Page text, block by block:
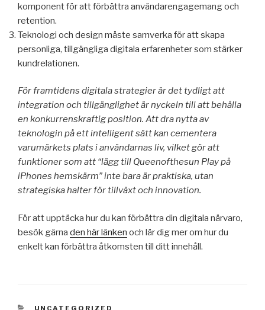
komponent för att förbättra användarengagemang och
retention.
Teknologi och design måste samverka för att skapa
personliga, tillgängliga digitala erfarenheter som stärker
kundrelationen.
För framtidens digitala strategier är det tydligt att
integration och tillgänglighet är nyckeln till att behålla
en konkurrenskraftig position. Att dra nytta av
teknologin på ett intelligent sätt kan cementera
varumärkets plats i användarnas liv, vilket gör att
funktioner som att “lägg till Queenofthesun Play på
iPhones hemskärm” inte bara är praktiska, utan
strategiska halter för tillväxt och innovation.
För att upptäcka hur du kan förbättra din digitala närvaro,
besök gärna den här länken och lär dig mer om hur du
enkelt kan förbättra åtkomsten till ditt innehåll.
CATEGORIES